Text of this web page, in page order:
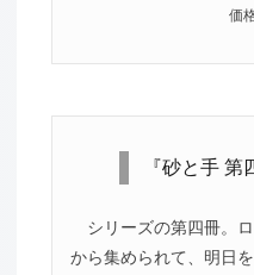
価
『砂と手 第
シリーズの第四冊。
から集められて、明日